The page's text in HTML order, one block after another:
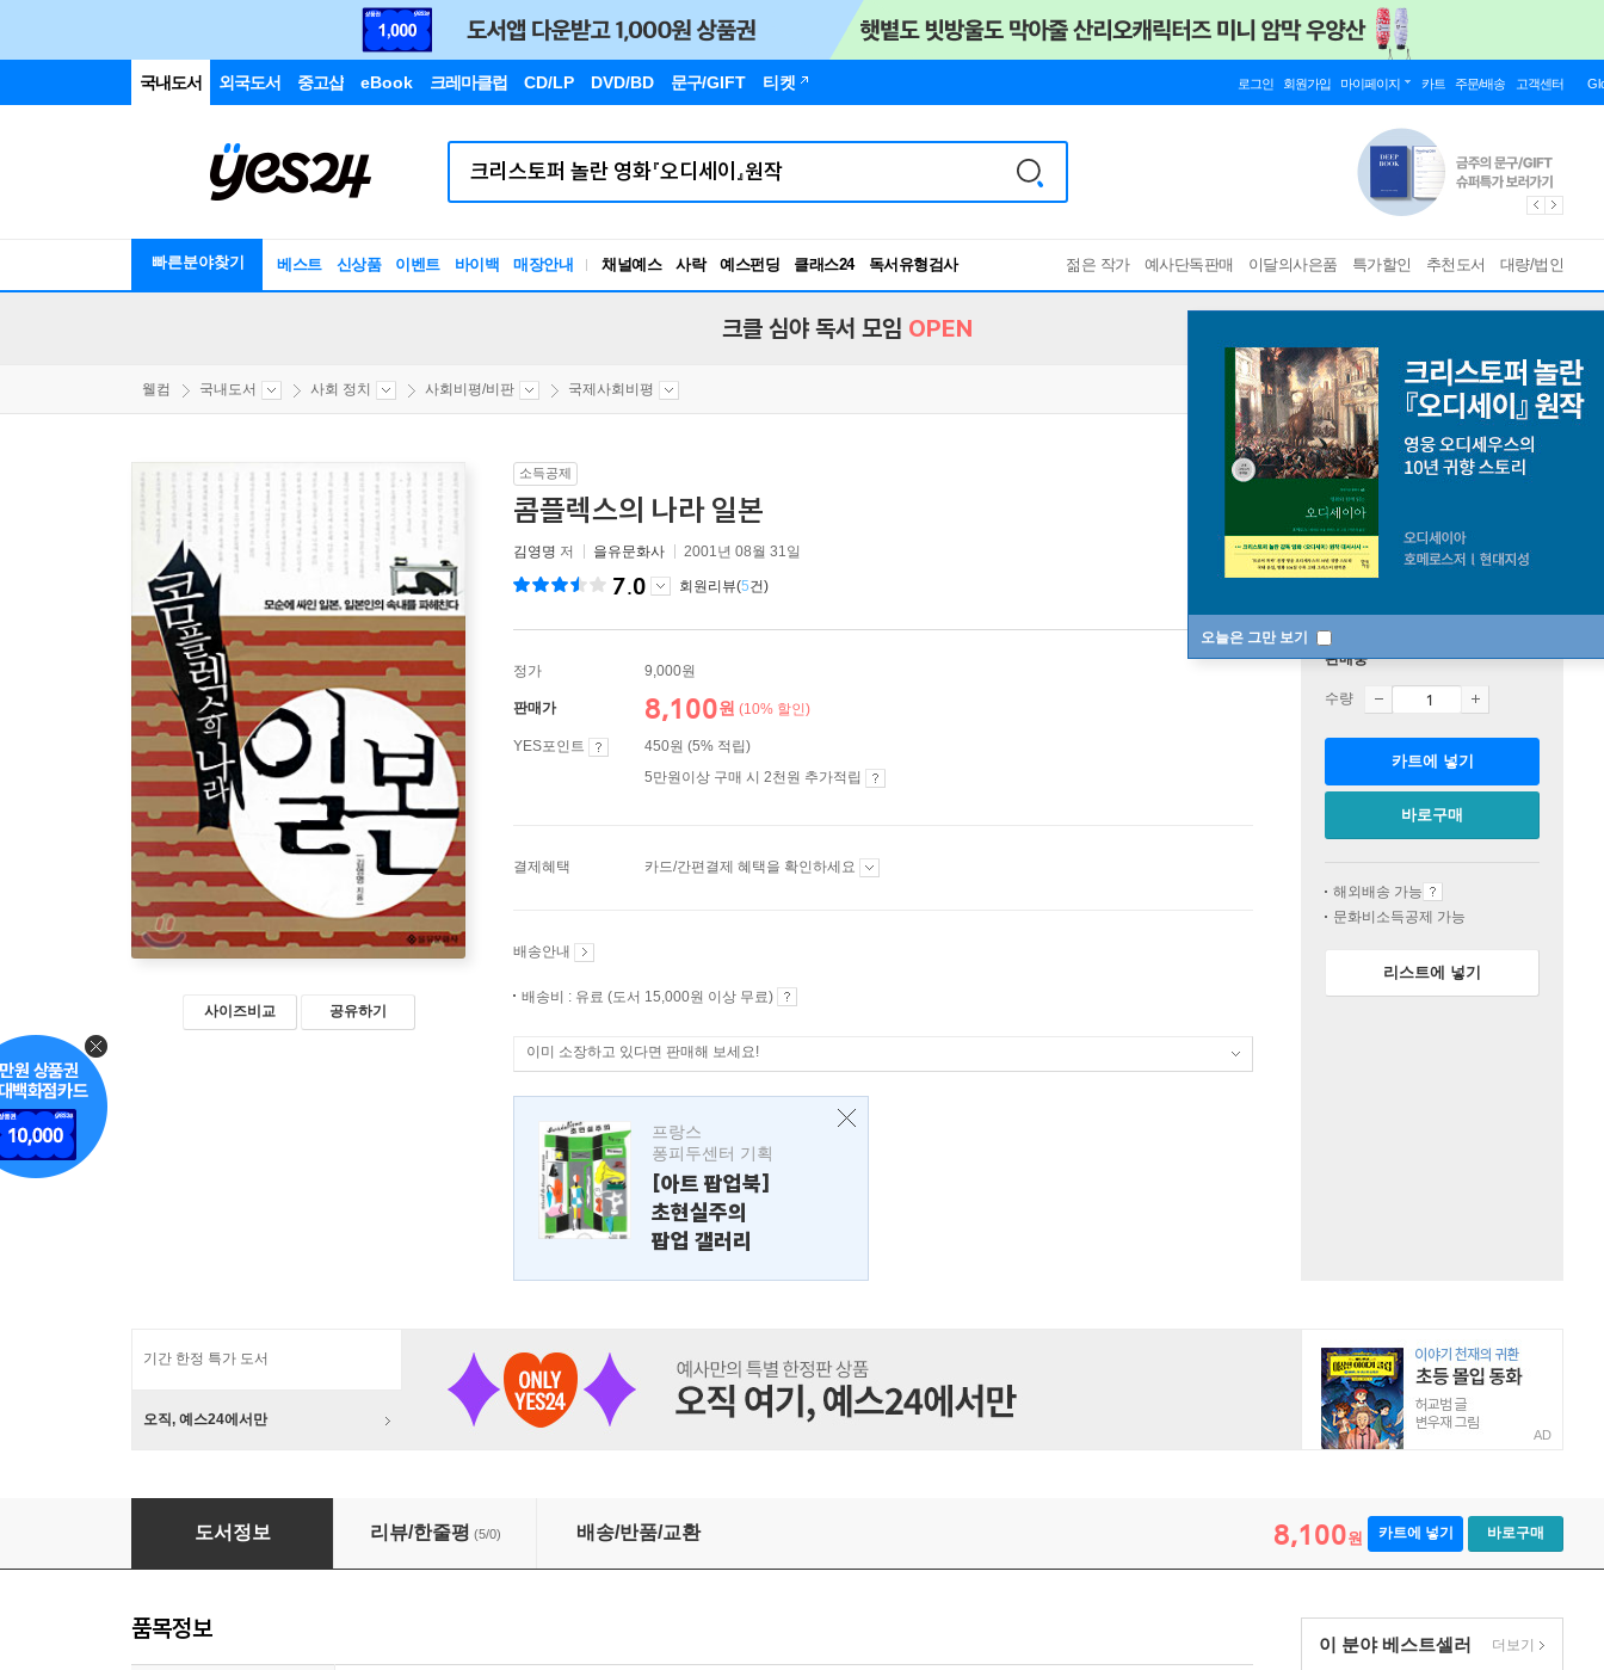
국내도서 외국도서 중고샵 eBook 크레마클럽 CD/LP DVD/BD 문구/GIFT 티켓 로그인 회원가입 마이페이지 카트 주문/배송 고객센터
빠른분야찾기 베스트 신상품 이벤트 바이백 매장안내 채널예스 사락 예스펀딩 클래스24
독서유형검사
RBTI Lab
젊은 작가 예사단독판매 이달의사은품 특가할인 추천도서 대량/법인
오늘은 그만 보기
크클 심야 독서 모임 OPEN
웰컴 국내도서 사회 정치 사회비평/비판 국제사회비평
사이즈비교 공유하기
소득공제
콤플렉스의 나라 일본
김영명 저 을유문화사 2001년 08월 31일
7.0 회원리뷰(5건)
정가 9,000원
판매가 8,100원 (10% 할인)
YES포인트
450원 (5% 적립)
5만원이상 구매 시 2천원 추가적립
결제혜택 카드/간편결제 혜택을 확인하세요
배송안내
배송비 : 유료 (도서 15,000원 이상 무료)
이미 소장하고 있다면 판매해 보세요!
프랑스
퐁피두센터 기획
[아트 팝업북]
초현실주의
팝업 갤러리
판매중
수량
카트에 넣기
바로구매
해외배송 가능
문화비소득공제 가능
리스트에 넣기
기간 한정 특가 도서
오직, 예스24에서만
AD
콤플렉스의 나라 일본
도서정보 리뷰/한줄평 (5/0) 배송/반품/교환 8,100원 카트에 넣기 바로구매
이 분야 베스트셀러 더보기
품목정보